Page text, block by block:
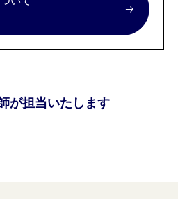
が担当いたします